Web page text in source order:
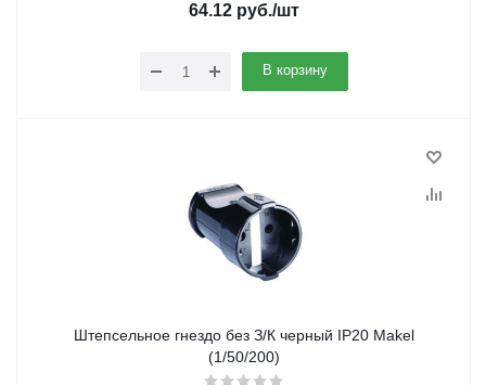
64.12 руб./шт
В корзину
Штепсельное гнездо без З/К черный IP20 Makel
(1/50/200)